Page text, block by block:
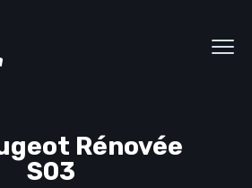
Rénovée
S03